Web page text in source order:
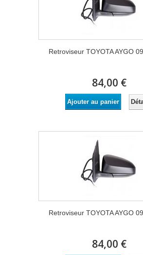
Retroviseur TOYOTA AYGO
84,00 €
Ajouter au panier
Retroviseur TOYOTA AYGO
84,00 €